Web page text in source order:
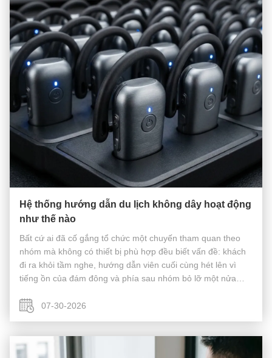
Hệ thống hướng dẫn du lịch không dây hoạt động
như thế nào
Bất cứ ai đã cố gắng tổ chức một chuyến tham quan theo
nhóm mà không có thiết bị phù hợp đều biết vấn đề: khách
đi ra khỏi tầm nghe, hướng dẫn viên cuối cùng hét lên vì
tiếng ồn của đám đông và phía sau nhóm bỏ lỡ một nửa
dâygiải quyết vấn đề này b...
07-30-2026